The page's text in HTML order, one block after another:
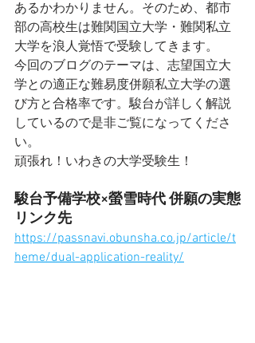
あるかわかりません。そのため、都市
部の高校生は難関国立大学・難関私立
大学を浪人覚悟で受験してきます。
今回のブログのテーマは、志望国立大
学との適正な難易度併願私立大学の選
び方と合格率です。駿台が詳しく解説
しているので是非ご覧になってくださ
い。
頑張れ！いわきの大学受験生！
駿台予備学校×螢雪時代 併願の実態
リンク先
https://passnavi.obunsha.co.jp/article/t
heme/dual-application-reality/